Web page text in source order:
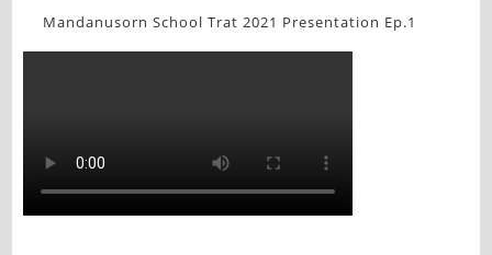
Mandanusorn School Trat 2021 Presentation Ep.1